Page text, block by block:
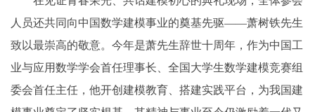
人员还共同向中国数学建模事业的奠基先驱——萧树铁先生
致以最崇高的敬意。今年是萧先生辞世十周年，作为中国工
业与应用数学学会首任理事长、全国大学生数学建模竞赛组
委会首任主任，他开创建模教育、搭建实践平台，为我国建